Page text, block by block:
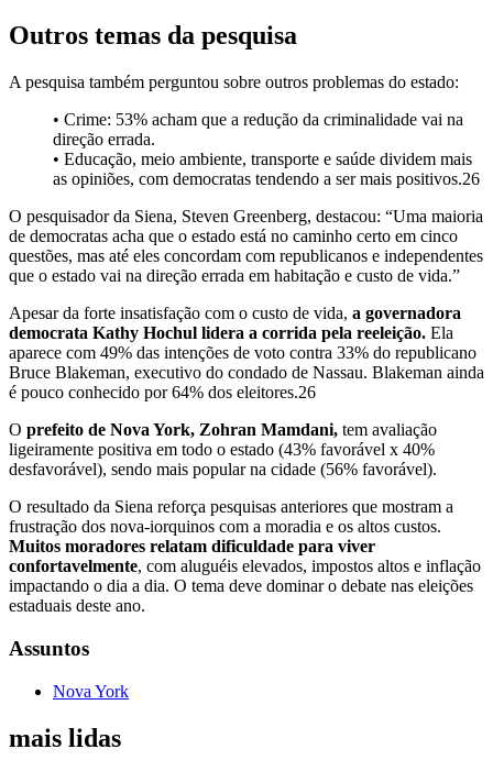
Outros temas da pesquisa
A pesquisa também perguntou sobre outros problemas do estado:
• Crime: 53% acham que a redução da criminalidade vai na
direção errada.
• Educação, meio ambiente, transporte e saúde dividem mais
as opiniões, com democratas tendendo a ser mais positivos.26
O pesquisador da Siena, Steven Greenberg, destacou: “Uma maioria
de democratas acha que o estado está no caminho certo em cinco
questões, mas até eles concordam com republicanos e independentes
que o estado vai na direção errada em habitação e custo de vida.”
Apesar da forte insatisfação com o custo de vida, a governadora
democrata Kathy Hochul lidera a corrida pela reeleição. Ela
aparece com 49% das intenções de voto contra 33% do republicano
Bruce Blakeman, executivo do condado de Nassau. Blakeman ainda
é pouco conhecido por 64% dos eleitores.26
O prefeito de Nova York, Zohran Mamdani, tem avaliação
ligeiramente positiva em todo o estado (43% favorável x 40%
desfavorável), sendo mais popular na cidade (56% favorável).
O resultado da Siena reforça pesquisas anteriores que mostram a
frustração dos nova-iorquinos com a moradia e os altos custos.
Muitos moradores relatam dificuldade para viver
confortavelmente, com aluguéis elevados, impostos altos e inflação
impactando o dia a dia. O tema deve dominar o debate nas eleições
estaduais deste ano.
Assuntos
Nova York
mais lidas